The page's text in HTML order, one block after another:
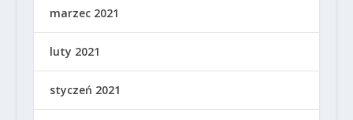
marzec 2021
luty 2021
styczeń 2021